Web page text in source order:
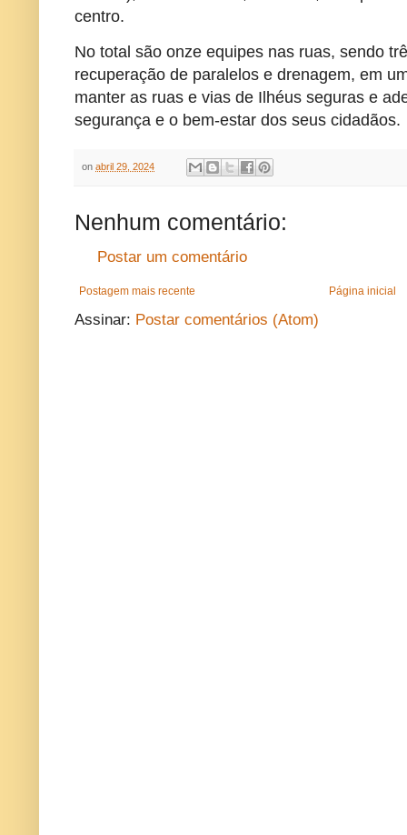
centro.
No total são onze equipes nas ruas, sendo
recuperação de paralelos e drenagem, em
manter as ruas e vias de Ilhéus seguras e
segurança e o bem-estar dos seus cidadãos.
onabril 29, 2024
Nenhum comentário:
Postar um comentário
Postagem mais recente Página inicial
Assinar: Postar comentários (Atom)